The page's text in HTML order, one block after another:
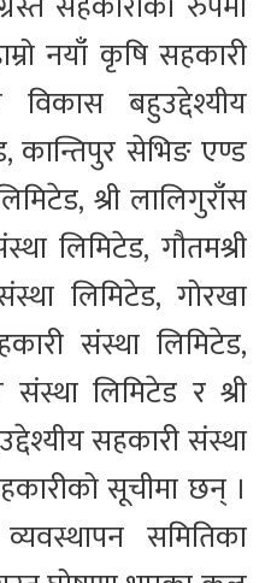
नयाँ कृषि सहकारी
बहुउद्देश्यीय
कान्तिपुर सेभिङ एण्ड
श्री लालिगुराँस
लिमिटेड, गौतमश्री
लिमिटेड, गोरखा
संस्था लिमिटेड,
संस्था लिमिटेड र श्री
सहकारी संस्था
सूचीमा छन् ।
समितिका